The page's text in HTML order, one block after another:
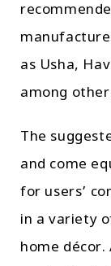
as Usha,
among
The
and come
for users’
in a variety
home